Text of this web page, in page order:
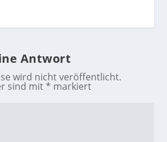
Antwort
wird nicht veröffentlicht.
sind mit* markiert